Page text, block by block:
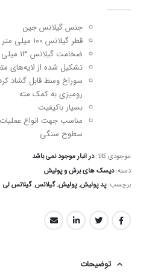
جنس گیلانس جین
قطر گیلانس 100 میلی متر
ضخامت گیلانس 13 میلی متر
تشکیل شده از لایه‌‌های
سوراخ وسط قابل گشاد
رومیزی به کمک مته
بسیار باکیفیت
مناسب جهت انواع عملیات
سطوح سنگی
موجودی کالا:در انبار موجود نمی باشد
دسته:دیسک های برش و پولیش
برچسب:پد پولیش,پولیش,گیلانس,گیلانس لی
توضیحات